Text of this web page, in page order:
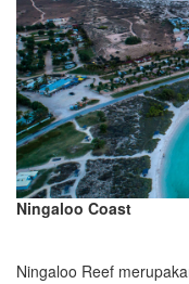
Ningaloo Coast
Ningaloo Reef